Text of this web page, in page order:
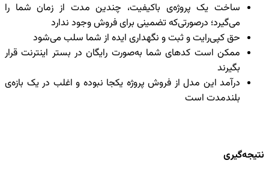
ساخت یک پروژه‌ی باکیفیت، چندین مدت از زمان شما را
می‌گیرد؛ درصورتی‌که تضمینی برای فروش وجود ندارد
حق کپی‌رایت و ثبت و نگهداری ایده از شما سلب می‌شود
ممکن است کدهای شما به‌صورت رایگان در بستر اینترنت قرار
بگیرند
درآمد این مدل از فروش پروژه یکجا نبوده و اغلب در یک بازه‌ی
بلندمدت است
نتیجه‌گیری